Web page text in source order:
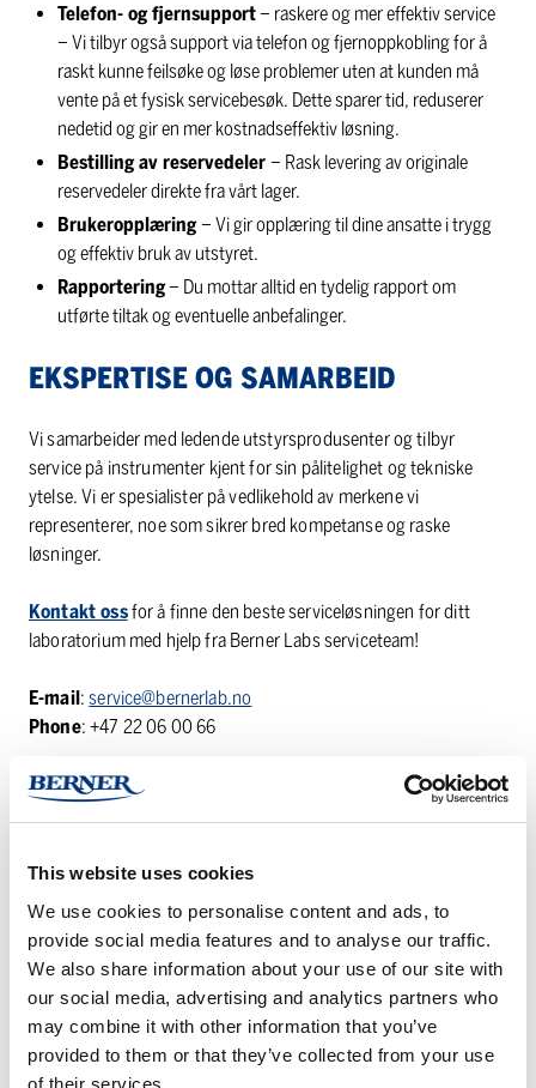
This website uses cookies
We use cookies to personalise content and ads, to
provide social media features and to analyse our traffic.
We also share information about your use of our site with
our social media, advertising and analytics partners who
may combine it with other information that you’ve
provided to them or that they’ve collected from your use
of their services.
Telefon- og fjernsupport– raskere og mer effektiv service
– Vi tilbyr også support via telefon og fjernoppkobling for å
raskt kunne feilsøke og løse problemer uten at kunden må
vente på et fysisk servicebesøk. Dette sparer tid, reduserer
nedetid og gir en mer kostnadseffektiv løsning.
Bestilling av reservedeler – Rask levering av originale
reservedeler direkte fra vårt lager.
Brukeropplæring– Vi gir opplæring til dine ansatte i trygg
og effektiv bruk av utstyret.
Rapportering– Du mottar alltid en tydelig rapport om
utførte tiltak og eventuelle anbefalinger.
EKSPERTISE OG SAMARBEID
Vi samarbeider med ledende utstyrsprodusenter og tilbyr
service på instrumenter kjent for sin pålitelighet og tekniske
ytelse. Vi er spesialister på vedlikehold av merkene vi
representerer, noe som sikrer bred kompetanse og raske
løsninger.
Kontakt ossfor å finne den beste serviceløsningen for ditt
laboratorium med hjelp fra Berner Labs serviceteam!
E-mail:service@bernerlab.no
Phone: +47 22 06 00 66
To contact the service teams in other Nordic countries, please
Denmark: bernerlab.dk
Finland:bernerlab.fi
Sweden:bernerlab.se
BERNER LAB SERVICE TEAM